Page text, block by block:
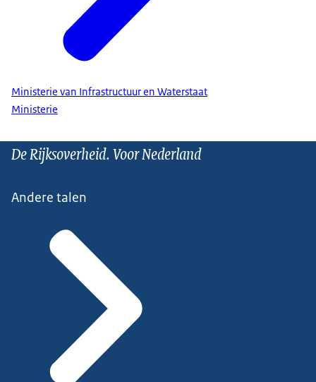
Ministerie van Infrastructuur en Waterstaat
Ministerie
De Rijksoverheid. Voor Nederland
Andere talen